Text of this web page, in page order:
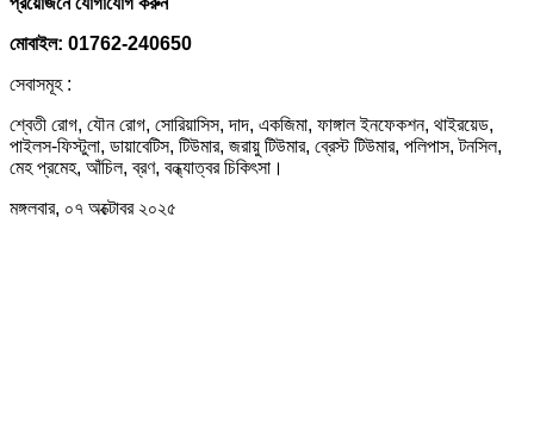
মোবাইল: 01762-240650
সেবাসমূহ :
শ্বেতী রোগ, যৌন রোগ, সোরিয়াসিস, দাদ, একজিমা, ফাঙ্গাল ইনফেকশন, থাইরয়েড,
পাইলস-ফিস্টুলা, ডায়াবেটিস, টিউমার, জরায়ু টিউমার, ব্রেস্ট টিউমার, পলিপাস, টনসিল,
মেহ প্রমেহ, আঁচিল, ব্রণ, বন্ধ্যাত্বর চিকিৎসা।
মঙ্গলবার, ০৭ অক্টোবর ২০২৫